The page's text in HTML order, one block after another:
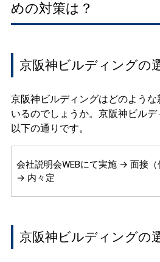
めの対策は？
京阪神ビルディングの
京阪神ビルディングはどのよう
いるのでしょうか。京阪神ビル
以下の通りです。
会社説明会WEBにて実施 → 面接
→ 内々定
京阪神ビルディングの